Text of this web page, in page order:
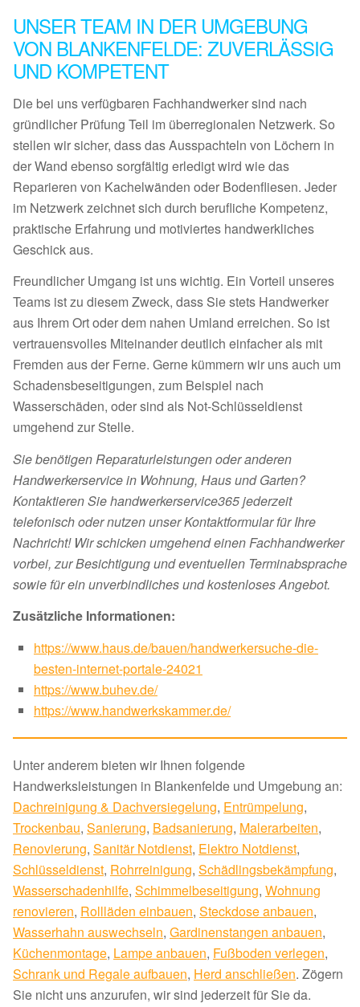
UNSER TEAM IN DER UMGEBUNG
VON BLANKENFELDE: ZUVERLÄSSIG
UND KOMPETENT
Die bei uns verfügbaren Fachhandwerker sind nach
gründlicher Prüfung Teil im überregionalen Netzwerk. So
stellen wir sicher, dass das Ausspachteln von Löchern in
der Wand ebenso sorgfältig erledigt wird wie das
Reparieren von Kachelwänden oder Bodenfliesen. Jeder
im Netzwerk zeichnet sich durch berufliche Kompetenz,
praktische Erfahrung und motiviertes handwerkliches
Geschick aus.
Freundlicher Umgang ist uns wichtig. Ein Vorteil unseres
Teams ist zu diesem Zweck, dass Sie stets Handwerker
aus Ihrem Ort oder dem nahen Umland erreichen. So ist
vertrauensvolles Miteinander deutlich einfacher als mit
Fremden aus der Ferne. Gerne kümmern wir uns auch um
Schadensbeseitigungen, zum Beispiel nach
Wasserschäden, oder sind als Not-Schlüsseldienst
umgehend zur Stelle.
Sie benötigen Reparaturleistungen oder anderen
Handwerkerservice in Wohnung, Haus und Garten?
Kontaktieren Sie handwerkerservice365 jederzeit
telefonisch oder nutzen unser Kontaktformular für Ihre
Nachricht! Wir schicken umgehend einen Fachhandwerker
vorbei, zur Besichtigung und eventuellen Terminabsprache
sowie für ein unverbindliches und kostenloses Angebot.
Zusätzliche Informationen:
https://www.haus.de/bauen/handwerkersuche-die-
besten-internet-portale-24021
https://www.buhev.de/
https://www.handwerkskammer.de/
Unter anderem bieten wir Ihnen folgende
Handwerksleistungen in Blankenfelde und Umgebung an:
Dachreinigung & Dachversiegelung, Entrümpelung,
Trockenbau, Sanierung, Badsanierung, Malerarbeiten,
Renovierung, Sanitär Notdienst, Elektro Notdienst,
Schlüsseldienst, Rohrreinigung, Schädlingsbekämpfung,
Wasserschadenhilfe, Schimmelbeseitigung, Wohnung
renovieren, Rollläden einbauen, Steckdose anbauen,
Wasserhahn auswechseln, Gardinenstangen anbauen,
Küchenmontage, Lampe anbauen, Fußboden verlegen,
Schrank und Regale aufbauen, Herd anschließen. Zögern
Sie nicht uns anzurufen, wir sind jederzeit für Sie da.